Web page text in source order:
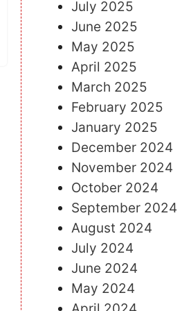
July 2025
June 2025
May 2025
April 2025
March 2025
February 2025
January 2025
December 2024
November 2024
October 2024
September 2024
August 2024
July 2024
June 2024
May 2024